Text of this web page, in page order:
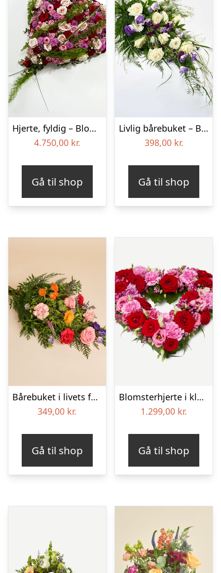
Hjerte, fyldig – Blomster til begravelse
4.750,00 kr.
Gå til shop
Livlig bårebuket – Blomster til begravelse
398,00 kr.
Gå til shop
Bårebuket i livets farver
349,00 kr.
Gå til shop
Blomsterhjerte i klassisk stil – pink
1.299,00 kr.
Gå til shop